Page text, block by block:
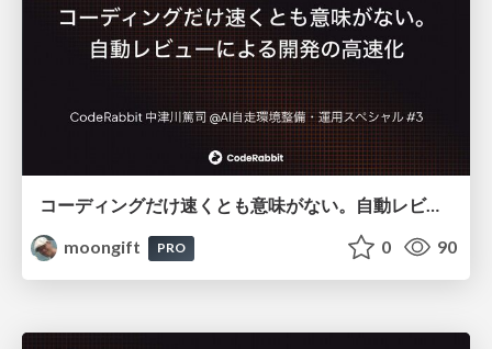
コーディングだけ速くとも意味がない。自動レビューによる開発の高速化
moongift
PRO 0 90